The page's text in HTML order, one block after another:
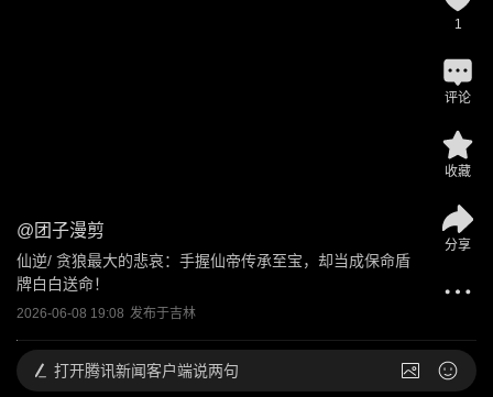
@ 团子漫剪
仙逆/ 贪狼最大的悲哀：手握仙帝传承至宝，却当成保命盾
牌白白送命！
2026-06-08 19:08 发布于吉林
1
评论
收藏
分享
打开腾讯新闻客户端说两句